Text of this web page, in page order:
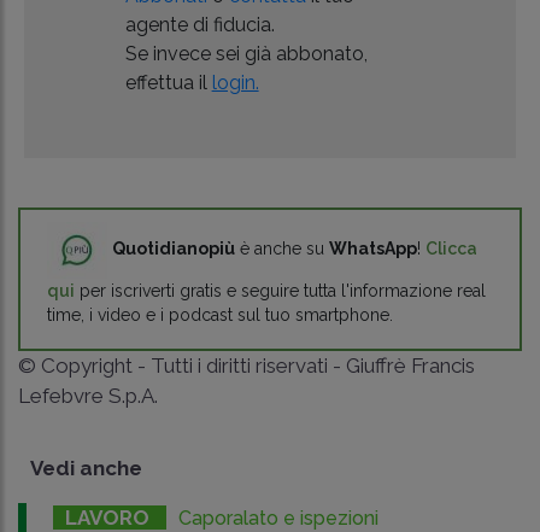
agente di fiducia.
Se invece sei già abbonato,
effettua il login.
Quotidianopiù è anche su WhatsApp! Clicca
qui per iscriverti gratis e seguire tutta l'informazione real
time, i video e i podcast sul tuo smartphone.
© Copyright - Tutti i diritti riservati - Giuffrè Francis
Lefebvre S.p.A.
Vedi anche
LAVORO Caporalato e ispezioni